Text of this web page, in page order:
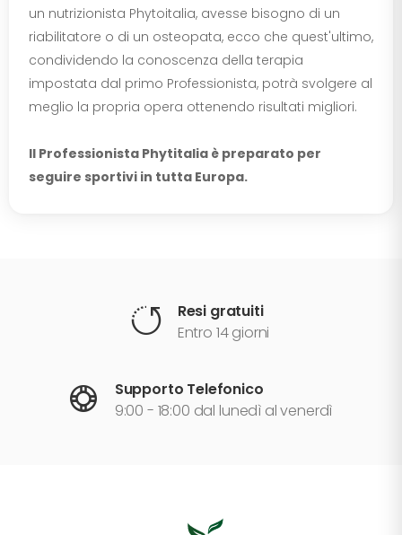
un nutrizionista Phytoitalia, avesse bisogno di un
riabilitatore o di un osteopata, ecco che quest'ultimo,
condividendo la conoscenza della terapia
impostata dal primo Professionista, potrà svolgere al
meglio la propria opera ottenendo risultati migliori.
Il Professionista Phytitalia è preparato per
seguire sportivi in tutta Europa.
Resi gratuiti
Entro 14 giorni
Supporto Telefonico
9:00 - 18:00 dal lunedì al venerdì